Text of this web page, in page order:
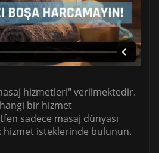
hizmetleri" verilmektedir.
bir hizmet
sadece masaj dünyası
hizmet isteklerinde bulunun.